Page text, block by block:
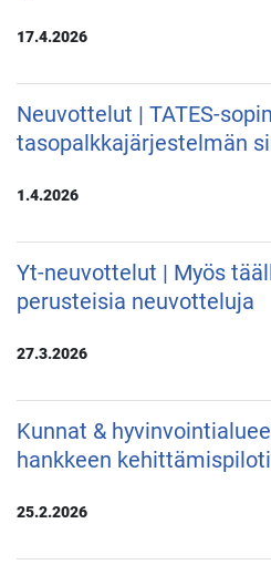
17.4.2026
Neuvottelut | TATES-
tasopalkkajärjestelmän
1.4.2026
Yt-neuvottelut | Myös
perusteisia neuvotteluja
27.3.2026
Kunnat &
hankkeen
25.2.2026